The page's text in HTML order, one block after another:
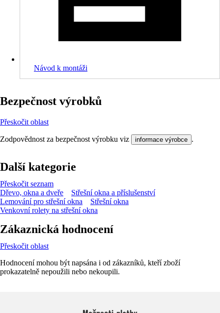
Návod k montáži
Bezpečnost výrobků
Přeskočit oblast
Zodpovědnost za bezpečnost výrobku viz informace výrobce .
Další kategorie
Přeskočit seznam
Dřevo, okna a dveře
Střešní okna a příslušenství
Lemování pro střešní okna
Střešní okna
Venkovní rolety na střešní okna
Zákaznická hodnocení
Přeskočit oblast
Hodnocení mohou být napsána i od zákazníků, kteří zboží
prokazatelně nepoužili nebo nekoupili.